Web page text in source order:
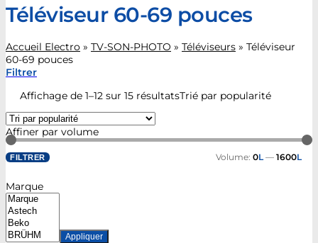
Téléviseur 60-69 pouces
Accueil Electro » TV-SON-PHOTO » Téléviseurs » Téléviseur
60-69 pouces
Filtrer
Affichage de 1–12 sur 15 résultatsTrié par popularité
Affiner par volume
FILTRER Volume: 0L — 1600L
Marque
Appliquer